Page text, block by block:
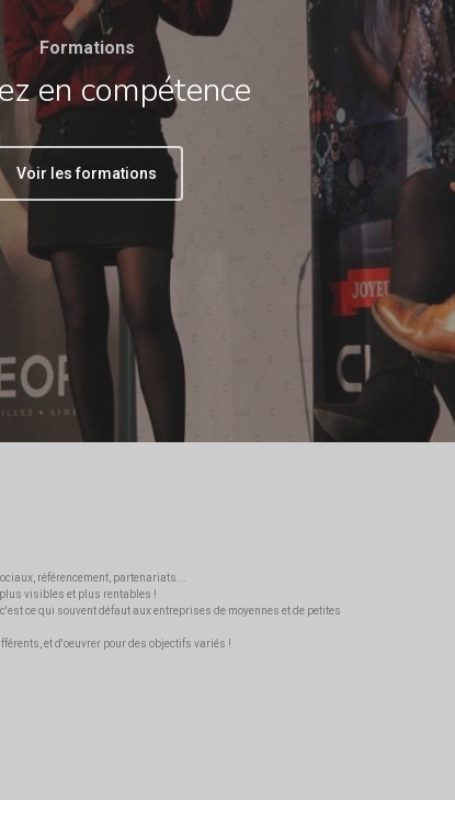
Formations
en compétence
Voir les formations
référencement, partenariats...
visibles et plus rentables !
ce qui souvent défaut aux entreprises de moyennes et de petites
et d'oeuvrer pour des objectifs variés !